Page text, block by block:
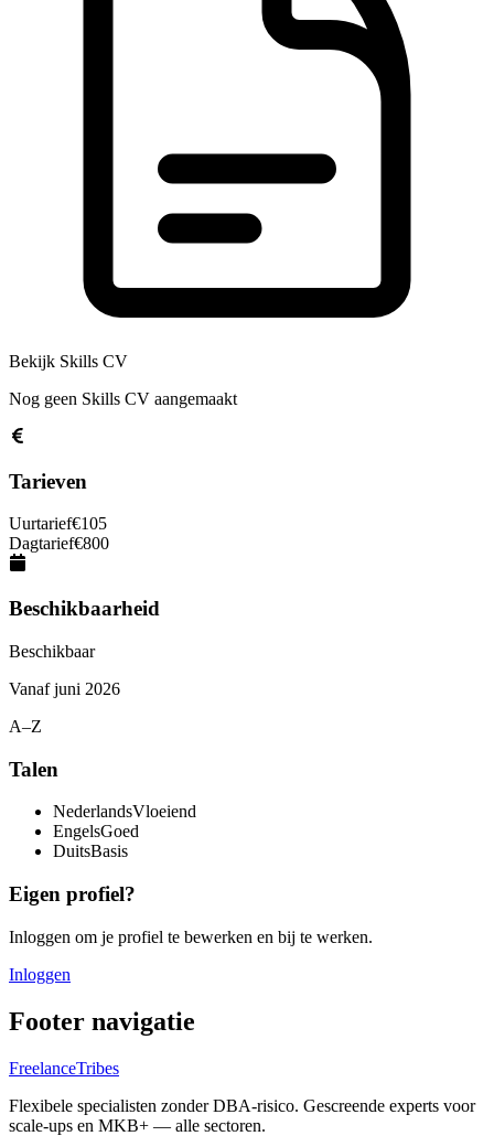
Bekijk Skills CV
Nog geen Skills CV aangemaakt
Tarieven
Uurtarief€105
Dagtarief€800
Beschikbaarheid
Beschikbaar
Vanaf juni 2026
A–Z
Talen
NederlandsVloeiend
EngelsGoed
DuitsBasis
Eigen profiel?
Inloggen om je profiel te bewerken en bij te werken.
Inloggen
Footer navigatie
FreelanceTribes
Flexibele specialisten zonder DBA-risico. Gescreende experts voor
scale-ups en MKB+ — alle sectoren.